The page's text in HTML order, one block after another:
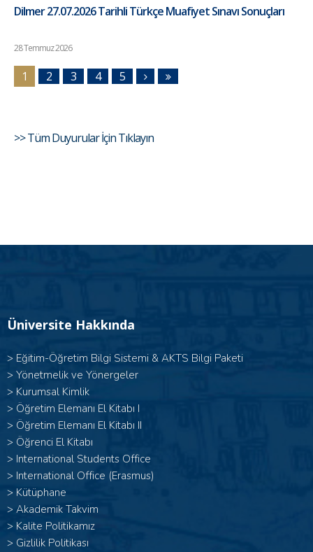
Dilmer 27.07.2026 Tarihli Türkçe Muafiyet Sınavı Sonuçları
28 Temmuz 2026
1 2 3 4 5
>> Tüm Duyurular İçin Tıklayın
Üniversite Hakkında
> Eğitim-Öğretim Bilgi Sistemi & AKTS Bilgi Paketi
> Yönetmelik ve Yönergeler
> Kurumsal Kimlik
> Öğretim Elemanı El Kitabı I
> Öğretim Elemanı El Kitabı II
> Öğrenci El Kitabı
> International Students Office
> International Office (Erasmus)
> Kütüphane
> Akademik Takvim
> Kalite Politikamız
> Gizlilik Politikası